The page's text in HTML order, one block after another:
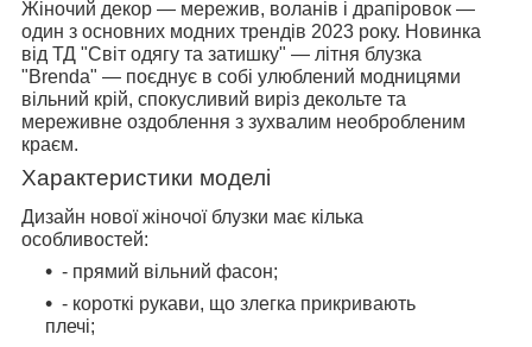
Жіночий декор — мережив, воланів і драпіровок —
один з основних модних трендів 2023 року. Новинка
від ТД "Світ одягу та затишку" — літня блузка
"Brenda" — поєднує в собі улюблений модницями
вільний крій, спокусливий виріз декольте та
мереживне оздоблення з зухвалим необробленим
краєм.
Характеристики моделі
Дизайн нової жіночої блузки має кілька
особливостей:
- прямий вільний фасон;
- короткі рукави, що злегка прикривають
плечі;